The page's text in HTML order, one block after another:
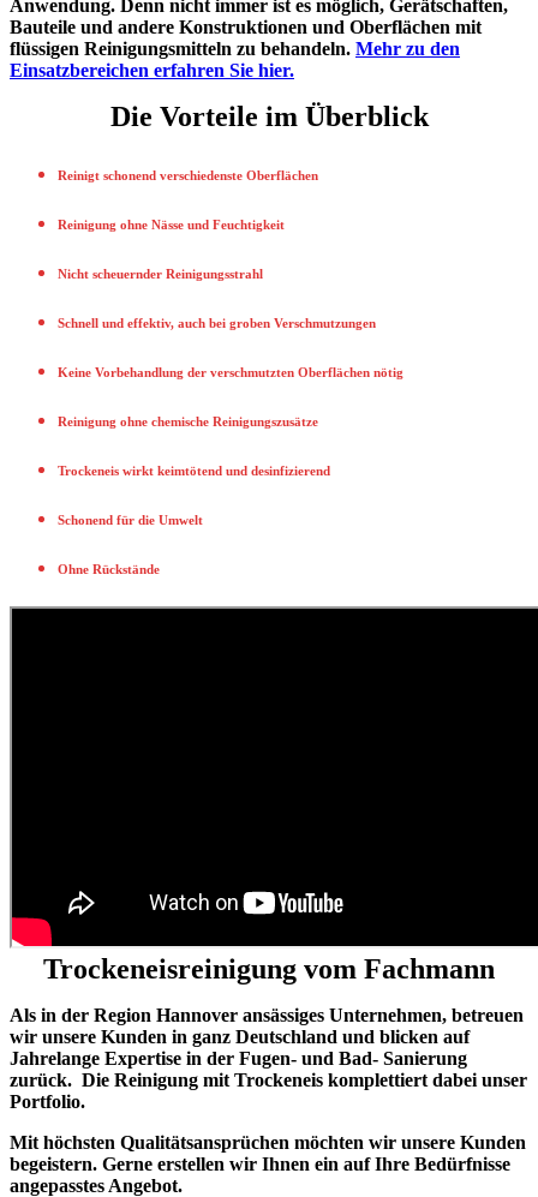
Anwendung. Denn nicht immer ist es möglich, Gerätschaften,
Bauteile und andere Konstruktionen und Oberflächen mit
flüssigen Reinigungsmitteln zu behandeln. Mehr zu den
Einsatzbereichen erfahren Sie hier.
Die Vorteile im Überblick
Reinigt schonend verschiedenste Oberflächen
Reinigung ohne Nässe und Feuchtigkeit
Nicht scheuernder Reinigungsstrahl
Schnell und effektiv, auch bei groben Verschmutzungen
Keine Vorbehandlung der verschmutzten Oberflächen nötig
Reinigung ohne chemische Reinigungszusätze
Trockeneis wirkt keimtötend und desinfizierend
Schonend für die Umwelt
Ohne Rückstände
Trockeneisreinigung vom Fachmann
Als in der Region Hannover ansässiges Unternehmen, betreuen
wir unsere Kunden in ganz Deutschland und blicken auf
Jahrelange Expertise in der Fugen- und Bad- Sanierung
zurück. Die Reinigung mit Trockeneis komplettiert dabei unser
Portfolio.
Mit höchsten Qualitätsansprüchen möchten wir unsere Kunden
begeistern. Gerne erstellen wir Ihnen ein auf Ihre Bedürfnisse
angepasstes Angebot.